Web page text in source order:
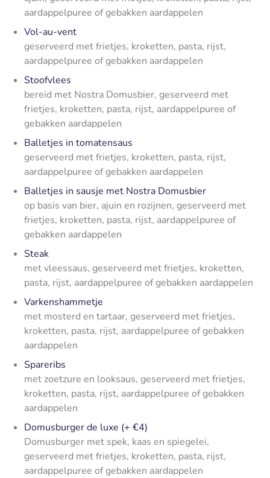
aardappelpuree of gebakken aardappelen
Vol-au-vent
geserveerd met frietjes, kroketten, pasta, rijst,
aardappelpuree of gebakken aardappelen
Stoofvlees
bereid met Nostra Domusbier, geserveerd met
frietjes, kroketten, pasta, rijst, aardappelpuree of
gebakken aardappelen
Balletjes in tomatensaus
geserveerd met frietjes, kroketten, pasta, rijst,
aardappelpuree of gebakken aardappelen
Balletjes in sausje met Nostra Domusbier
op basis van bier, ajuin en rozijnen, geserveerd met
frietjes, kroketten, pasta, rijst, aardappelpuree of
gebakken aardappelen
Steak
met vleessaus, geserveerd met frietjes, kroketten,
pasta, rijst, aardappelpuree of gebakken aardappelen
Varkenshammetje
met mosterd en tartaar, geserveerd met frietjes,
kroketten, pasta, rijst, aardappelpuree of gebakken
aardappelen
Spareribs
met zoetzure en looksaus, geserveerd met frietjes,
kroketten, pasta, rijst, aardappelpuree of gebakken
aardappelen
Domusburger de luxe (+ €4)
Domusburger met spek, kaas en spiegelei,
geserveerd met frietjes, kroketten, pasta, rijst,
aardappelpuree of gebakken aardappelen